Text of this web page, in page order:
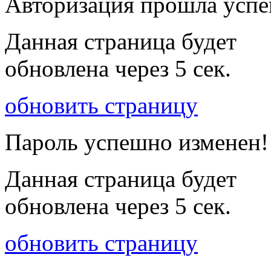
Данная страница будет
обновлена через 5 сек.
обновить страницу
Пароль успешно изменен!
Данная страница будет
обновлена через 5 сек.
обновить страницу